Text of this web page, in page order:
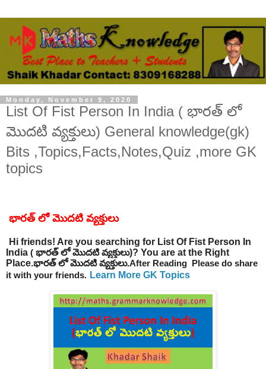
Monday, November 9, 2020
List Of Fist Person In India ( భారత్ లో
మొదటి వ్యక్తులు) General knowledge(gk)
Bits ,Topics,Facts,Notes,Quiz ,more GK
topics
భారత్ లో మొదటి వ్యక్తులు
Hi friends! Are you searching for List Of Fist Person In
India ( భారత్ లో మొదటి వ్యక్తులు)? You are at the Right
Place.భారత్ లో మొదటి వ్యక్తులు.After Reading Please do share
it with your friends. Learn More GK Topics